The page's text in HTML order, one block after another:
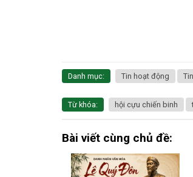
Danh mục: Tin hoạt động
Từ khóa: hội cựu chiến binh
Bài viết cùng chủ đề: